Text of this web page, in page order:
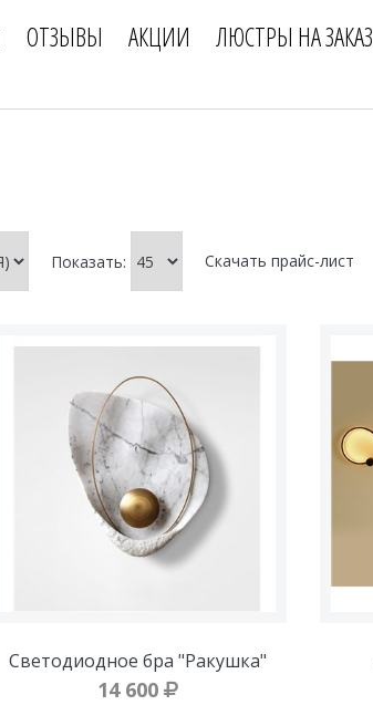
ОТЗЫВЫ АКЦИИ ЛЮСТРЫ НА ЗАКАЗ
Показать: Скачать прайс-лист
Светодиодное бра "Ракушка"
14 600